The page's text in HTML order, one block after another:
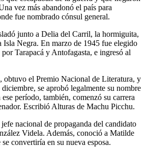
vez más abandonó el país para
fue nombrado cónsul general.
junto a Delia del Carril, la hormiguita,
Isla Negra. En marzo de 1945 fue elegido
Tarapacá y Antofagasta, e ingresó al
obtuvo el Premio Nacional de Literatura, y
se aprobó legalmente su nombre
período, también, comenzó su carrera
Escribió Alturas de Machu Picchu.
nacional de propaganda del candidato
Videla. Además, conoció a Matilde
convertiría en su nueva esposa.